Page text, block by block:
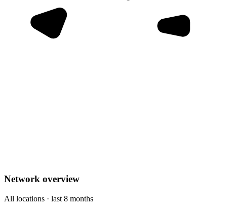
Network overview
All locations · last 8 months